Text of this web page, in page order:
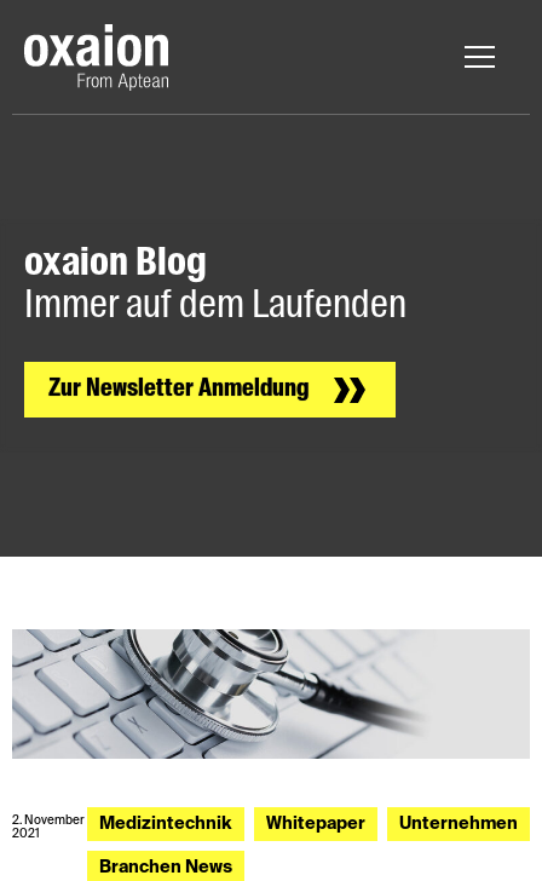
oxaion Blog
Immer auf dem Laufenden
Zur Newsletter Anmeldung
2. November
2021
Medizintechnik Whitepaper Unternehmen
Branchen News